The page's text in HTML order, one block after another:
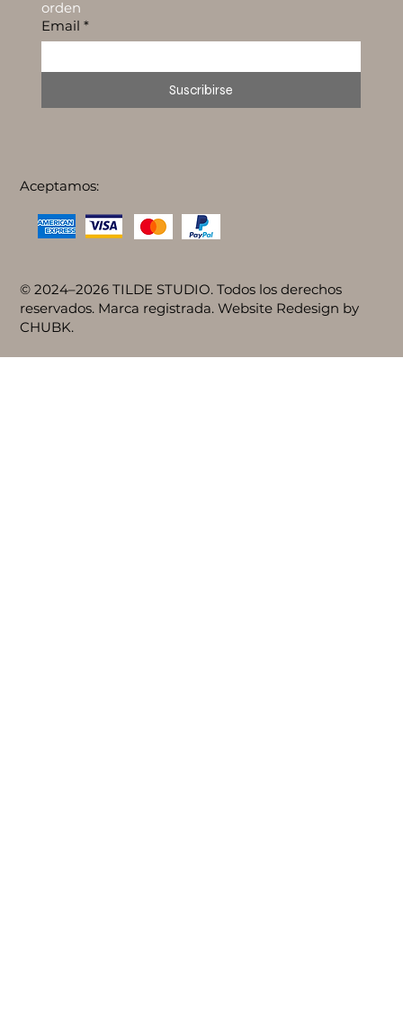
© 2024–2026 TILDE STUDIO. Todos los derechos
reservados. Marca registrada. Website Redesign by
CHUBK.
orden
Email *
Suscribirse
Aceptamos: